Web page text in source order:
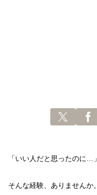
「いい人だと思ったのに…」
そんな経験、ありませんか。